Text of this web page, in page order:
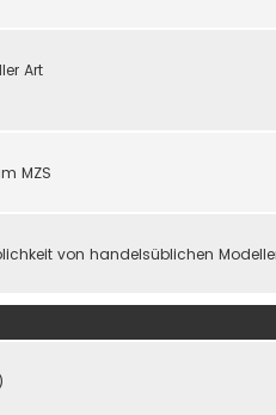
Art
MZS
von handelsüblichen